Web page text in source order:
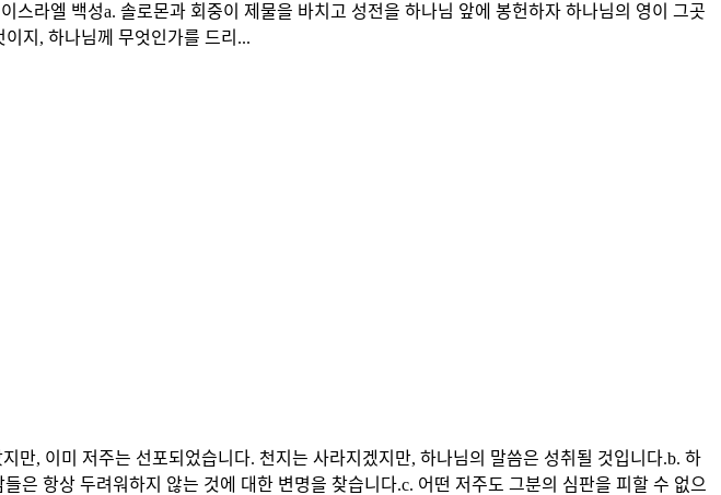
라엘 백성a. 솔로몬과 회중이 제물을 바치고 성전을 하나님 앞에 봉헌하자 하나님의 영이 그곳
지, 하나님께 무엇인가를 드리...
만, 이미 저주는 선포되었습니다. 천지는 사라지겠지만, 하나님의 말씀은 성취될 것입니다.b. 하
은 항상 두려워하지 않는 것에 대한 변명을 찾습니다.c. 어떤 저주도 그분의 심판을 피할 수 없으